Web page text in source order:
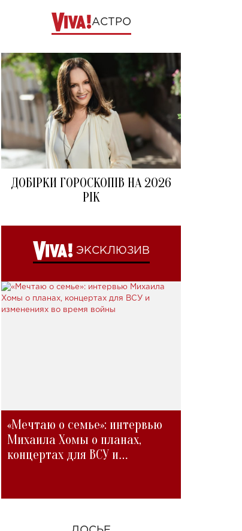
АСТРО
ДОБІРКИ ГОРОСКОПІВ НА 2026
РІК
ЭКСКЛЮЗИВ
«Мечтаю о семье»: интервью
Михаила Хомы о планах,
концертах для ВСУ и